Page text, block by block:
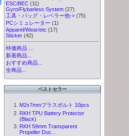
ESC/BEC(11)
Gyro/Flybarless System(27)
工具・バッグ・レベラー他->(75)
PCシミュレーター (1)
Apparel/Wear/etc (17)
Sticker(42)
特価商品 ...
新着商品...
おすすめ商品...
全商品...
ベストセラー
M2x7mmプラスボルト 10pcs
RKH TPU Battery Protector
(Black)
RKH 59mm Transparent
Propeller Duc...